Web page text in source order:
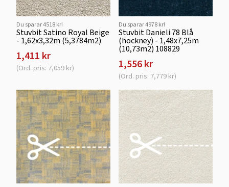
Du sparar 4518 kr!
Stuvbit Satino Royal Beige
- 1,62x3,32m (5,3784m2)
1,411 kr
(Ord. pris: 7,059 kr)
Du sparar 4978 kr!
Stuvbit Danieli 78 Blå
(hockney) - 1,48x7,25m
(10,73m2) 108829
1,556 kr
(Ord. pris: 7,779 kr)